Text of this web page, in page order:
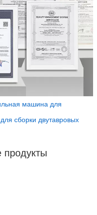
машина для
сборки двутавровых